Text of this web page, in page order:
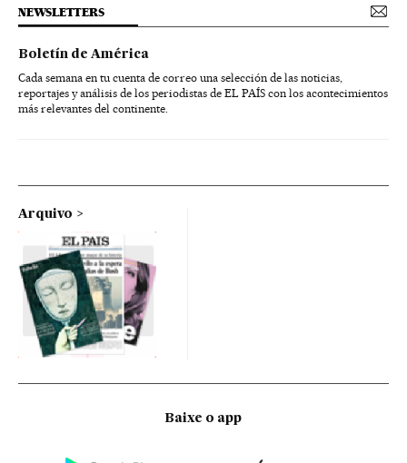
NEWSLETTERS
Boletín de América
Cada semana en tu cuenta de correo una selección de las noticias,
reportajes y análisis de los periodistas de EL PAÍS con los acontecimientos
más relevantes del continente.
Arquivo
Baixe o app